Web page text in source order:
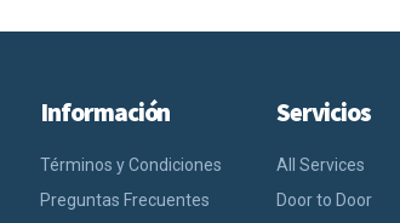
Información
Términos y Condiciones
Preguntas Frecuentes
Servicios
All Services
Door to Door